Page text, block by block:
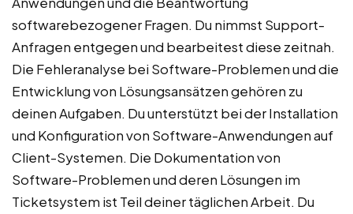
softwarebezogener Fragen. Du nimmst Support-
Anfragen entgegen und bearbeitest diese zeitnah.
Die Fehleranalyse bei Software-Problemen und die
Entwicklung von Lösungsansätzen gehören zu
deinen Aufgaben. Du unterstützt bei der Installation
und Konfiguration von Software-Anwendungen auf
Client-Systemen. Die Dokumentation von
Software-Problemen und deren Lösungen im
Ticketsystem ist Teil deiner täglichen Arbeit. Du